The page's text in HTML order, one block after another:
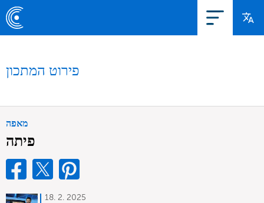
פירוט המתכון
מאפה
פיתה
18. 2. 2025